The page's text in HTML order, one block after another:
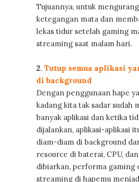
Tujuannya, untuk
ketegangan mata dan
lekas tidur setelah gaming
streaming saat malam hari.
2. Tutup semua aplikasi
di background
Dengan penggunaan hape
kadang kita tak sadar sudah
banyak aplikasi dan ketika
dijalankan, aplikasi-aplikasi
diam-diam di background
resource di baterai, CPU,
dibiarkan, performa gaming
streaming di hapemu